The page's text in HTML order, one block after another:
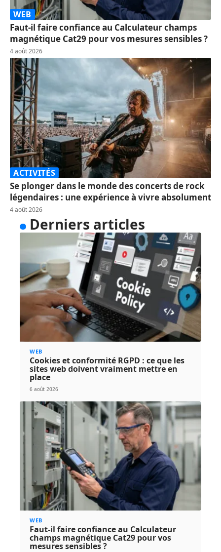
WEB
Faut-il faire confiance au Calculateur champs
magnétique Cat29 pour vos mesures sensibles ?
4 août 2026
ACTIVITÉS
Se plonger dans le monde des concerts de rock
légendaires : une expérience à vivre absolument
4 août 2026
Derniers articles
WEB
Cookies et conformité RGPD : ce que les
sites web doivent vraiment mettre en
place
6 août 2026
WEB
Faut-il faire confiance au Calculateur
champs magnétique Cat29 pour vos
mesures sensibles ?